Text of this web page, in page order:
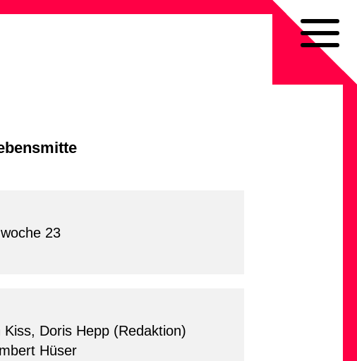
23
Doris Hepp (Redaktion)
Hüser